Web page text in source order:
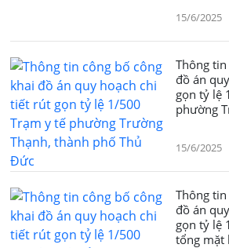
15/6/2025
Thông
đồ án
gọn tỷ lệ
phường
15/6/2025
Thông
đồ án
gọn tỷ lệ
tổng mặt